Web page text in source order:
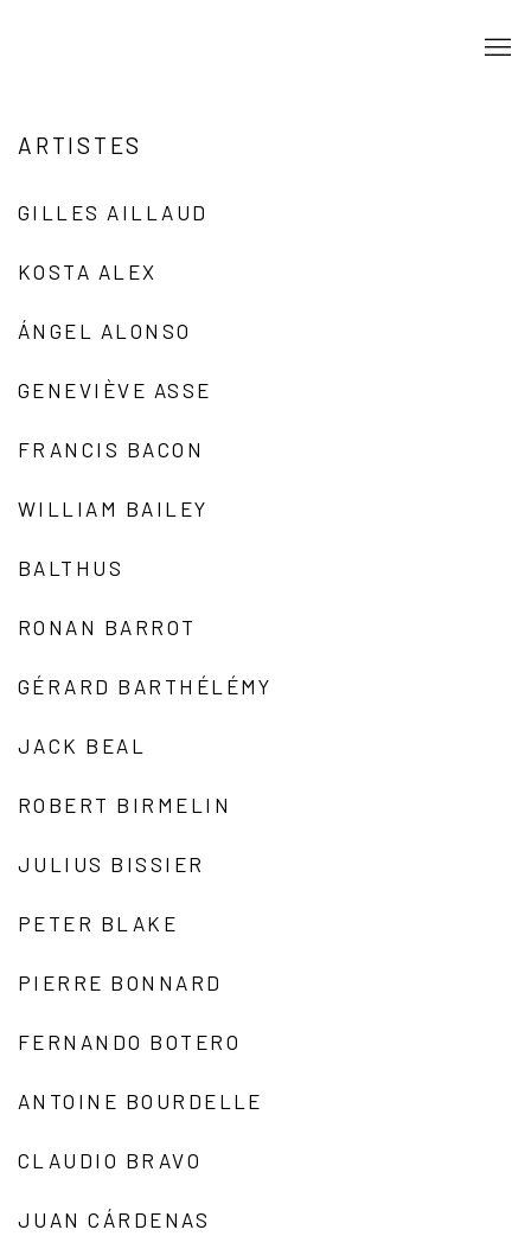
ARTISTES
GILLES AILLAUD
KOSTA ALEX
ÁNGEL ALONSO
GENEVIÈVE ASSE
FRANCIS BACON
WILLIAM BAILEY
BALTHUS
RONAN BARROT
GÉRARD BARTHÉLÉMY
JACK BEAL
ROBERT BIRMELIN
JULIUS BISSIER
PETER BLAKE
PIERRE BONNARD
FERNANDO BOTERO
ANTOINE BOURDELLE
CLAUDIO BRAVO
JUAN CÁRDENAS